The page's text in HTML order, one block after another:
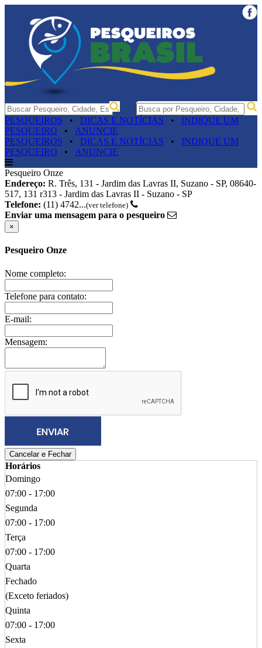
PESQUEIROS • DICAS E NOTÍCIAS • INDIQUE UM
PESQUEIRO • ANUNCIE
PESQUEIROS • DICAS E NOTÍCIAS • INDIQUE UM
PESQUEIRO • ANUNCIE
Pesqueiro Onze
Endereço: R. Três, 131 - Jardim das Lavras II, Suzano - SP, 08640-
517, 131 r313 - Jardim das Lavras II - Suzano - SP
Telefone: (11) 4742...(ver telefone)
Enviar uma mensagem para o pesqueiro
×
Pesqueiro Onze
Nome completo:
Telefone para contato:
E-mail:
Mensagem:
Cancelar e Fechar
Horários
Domingo
07:00 - 17:00
Segunda
07:00 - 17:00
Terça
07:00 - 17:00
Quarta
Fechado
(Exceto feriados)
Quinta
07:00 - 17:00
Sexta